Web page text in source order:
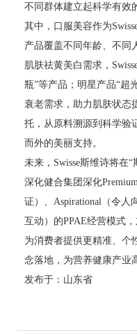
不同群体建立起科学有效
其中，口服美容作为
产品覆盖不同年龄、不同
肌肤祛黄美白需求，
瓶”等产品；明星产品“超
衰老需求，助力肌肤状态
托，从原料溯源到科学验
而外的美丽支持。
未来，Swisse斯维诗将在
深化健合集团深化
证）、Aspirational（令人
互动）的PPAE经营模式
为消费者提供更精准、个
念落地，为营养健康产业
发布于：山东省